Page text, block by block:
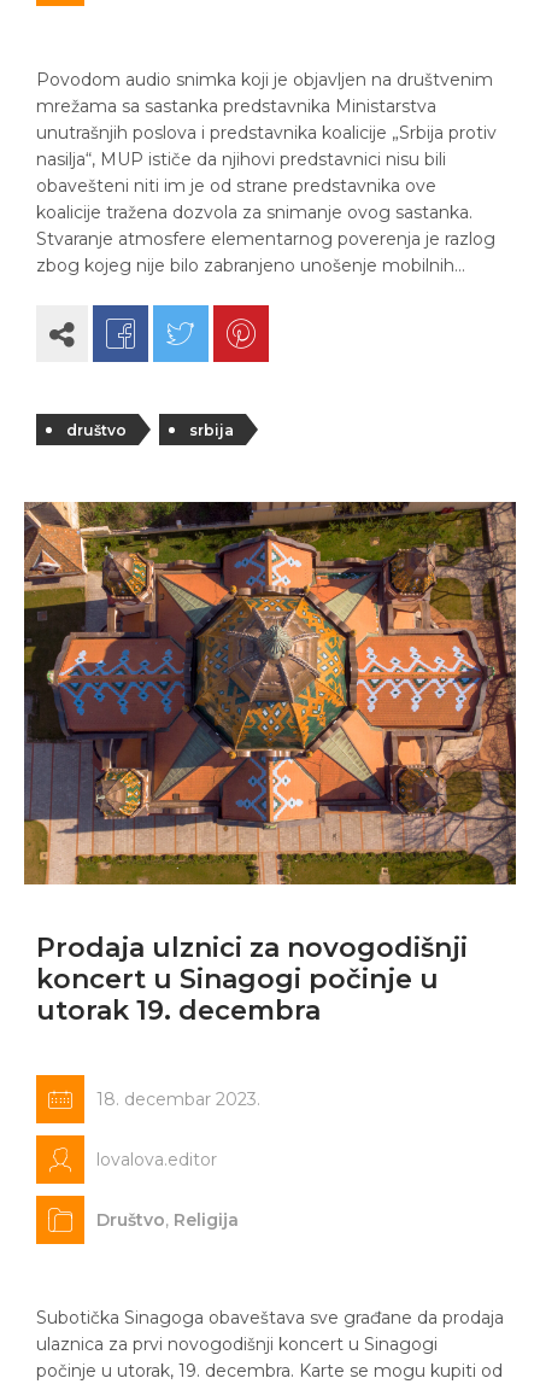
Povodom audio snimka koji je objavljen na društvenim
mrežama sa sastanka predstavnika Ministarstva
unutrašnjih poslova i predstavnika koalicije „Srbija protiv
nasilja“, MUP ističe da njihovi predstavnici nisu bili
obavešteni niti im je od strane predstavnika ove
koalicije tražena dozvola za snimanje ovog sastanka.
Stvaranje atmosfere elementarnog poverenja je razlog
zbog kojeg nije bilo zabranjeno unošenje mobilnih…
društvo srbija
Prodaja ulznici za novogodišnji
koncert u Sinagogi počinje u
utorak 19. decembra
18. decembar 2023.
lovalova.editor
Društvo, Religija
Subotička Sinagoga obaveštava sve građane da prodaja
ulaznica za prvi novogodišnji koncert u Sinagogi
počinje u utorak, 19. decembra. Karte se mogu kupiti od